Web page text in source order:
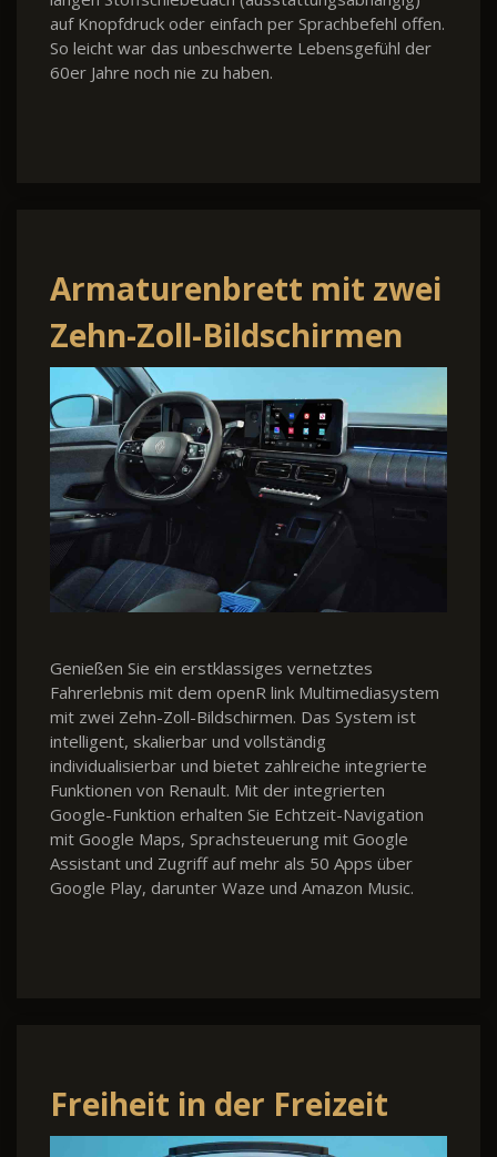
auf Knopfdruck oder einfach per Sprachbefehl offen.
So leicht war das unbeschwerte Lebensgefühl der
60er Jahre noch nie zu haben.
Armaturenbrett mit zwei
Zehn-Zoll-Bildschirmen
Genießen Sie ein erstklassiges vernetztes
Fahrerlebnis mit dem openR link Multimediasystem
mit zwei Zehn-Zoll-Bildschirmen. Das System ist
intelligent, skalierbar und vollständig
individualisierbar und bietet zahlreiche integrierte
Funktionen von Renault. Mit der integrierten
Google-Funktion erhalten Sie Echtzeit-Navigation
mit Google Maps, Sprachsteuerung mit Google
Assistant und Zugriff auf mehr als 50 Apps über
Google Play, darunter Waze und Amazon Music.
Freiheit in der Freizeit